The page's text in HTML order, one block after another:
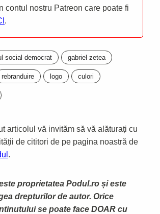
contul nostru Patreon care poate fi
.
social democrat gabriel zetea
rebranduire logo culori
articolul vă invităm să vă alăturați cu
de cititori de pe pagina noastră de
.
proprietatea Podul.ro și este
drepturilor de autor. Orice
se poate face DOAR cu